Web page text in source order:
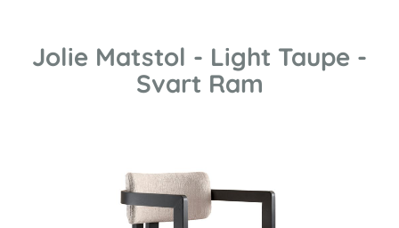
Jolie Matstol - Light Taupe -
Svart Ram